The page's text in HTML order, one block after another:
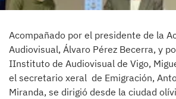
Acompañado por el presidente de la
Audiovisual, Álvaro Pérez Becerra, y
IInstituto de Audiovisual de Vigo,
el secretario xeral de Emigración,
Miranda, se dirigió desde la ciudad